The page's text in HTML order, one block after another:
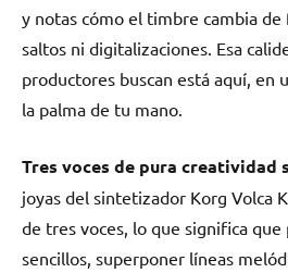
y notas cómo el timbre cambia
saltos ni digitalizaciones. Esa
productores buscan está aquí, en
la palma de tu mano.
Tres voces de pura creatividad
joyas del sintetizador Korg Volca
de tres voces, lo que significa que
sencillos, superponer líneas